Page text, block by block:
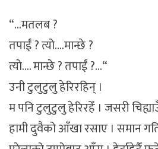
“…मतलब ?
तपाईं ? त्यो….मान्छे ?
त्यो…. मान्छे ? तपाईं ?…“
उनी टुलुटुलु हेरिरहिन् ।
म पनि टुलुटुलु हेरिरहेँ । जसरी
हामी दुवैको आँखा रसाए । समान